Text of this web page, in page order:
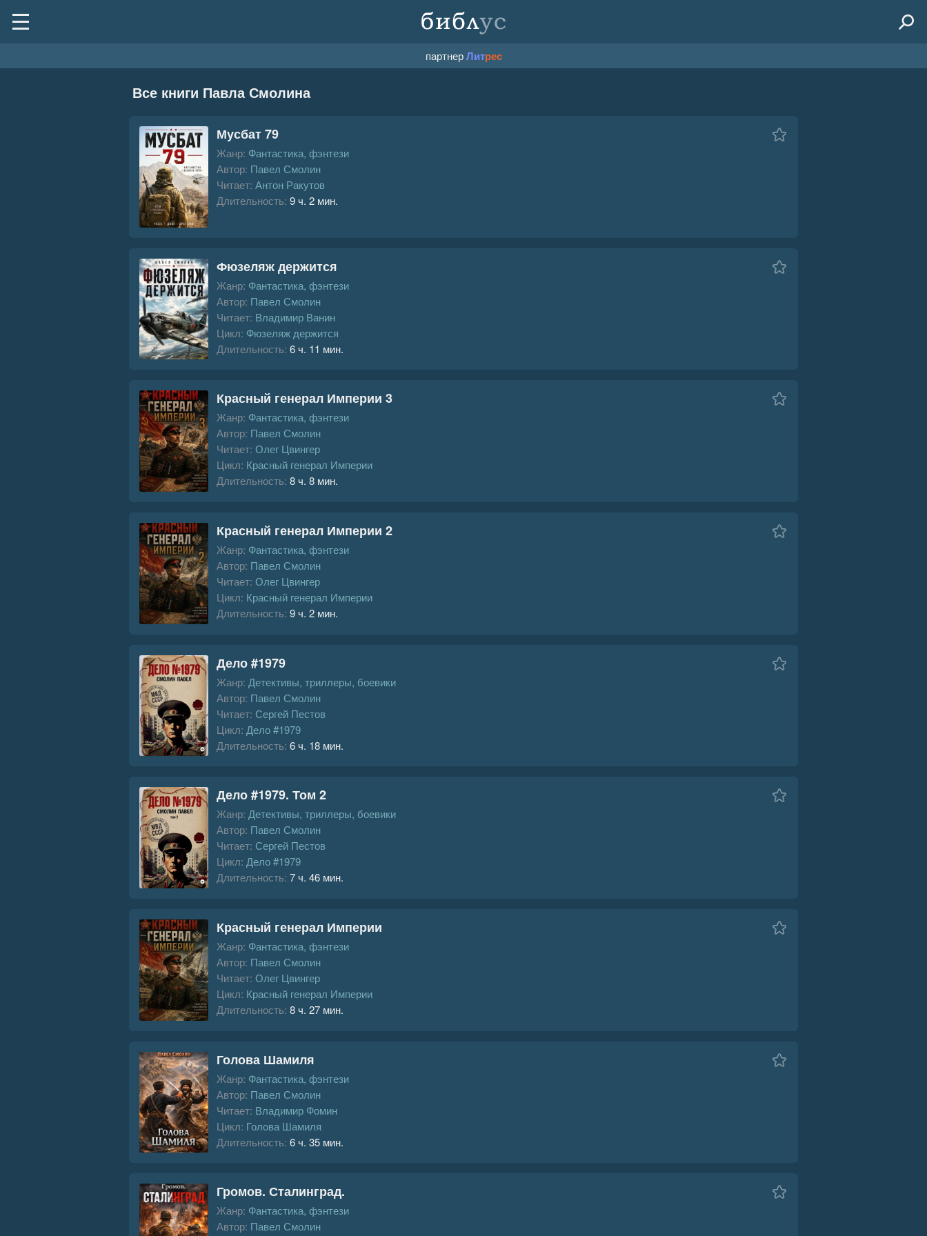
партнерЛитрес
Все книги Павла Смолина
Мусбат 79
Жанр: Фантастика, фэнтези
Автор: Павел Смолин
Читает: Антон Ракутов
Длительность: 9 ч. 2 мин.
Фюзеляж держится
Жанр: Фантастика, фэнтези
Автор: Павел Смолин
Читает: Владимир Ванин
Цикл: Фюзеляж держится
Длительность: 6 ч. 11 мин.
Красный генерал Империи 3
Жанр: Фантастика, фэнтези
Автор: Павел Смолин
Читает: Олег Цвингер
Цикл: Красный генерал Империи
Длительность: 8 ч. 8 мин.
Красный генерал Империи 2
Жанр: Фантастика, фэнтези
Автор: Павел Смолин
Читает: Олег Цвингер
Цикл: Красный генерал Империи
Длительность: 9 ч. 2 мин.
Дело #1979
Жанр: Детективы, триллеры, боевики
Автор: Павел Смолин
Читает: Сергей Пестов
Цикл: Дело #1979
Длительность: 6 ч. 18 мин.
Дело #1979. Том 2
Жанр: Детективы, триллеры, боевики
Автор: Павел Смолин
Читает: Сергей Пестов
Цикл: Дело #1979
Длительность: 7 ч. 46 мин.
Красный генерал Империи
Жанр: Фантастика, фэнтези
Автор: Павел Смолин
Читает: Олег Цвингер
Цикл: Красный генерал Империи
Длительность: 8 ч. 27 мин.
Голова Шамиля
Жанр: Фантастика, фэнтези
Автор: Павел Смолин
Читает: Владимир Фомин
Цикл: Голова Шамиля
Длительность: 6 ч. 35 мин.
Громов. Сталинград.
Жанр: Фантастика, фэнтези
Автор: Павел Смолин